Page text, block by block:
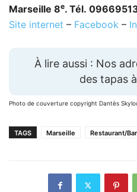
Marseille 8e. Tél.
Site internet – Facebook –
À lire aussi : Nos
des tapas
Photo de couverture copyright Dantès
TAGS Marseille Restaurant/Bar